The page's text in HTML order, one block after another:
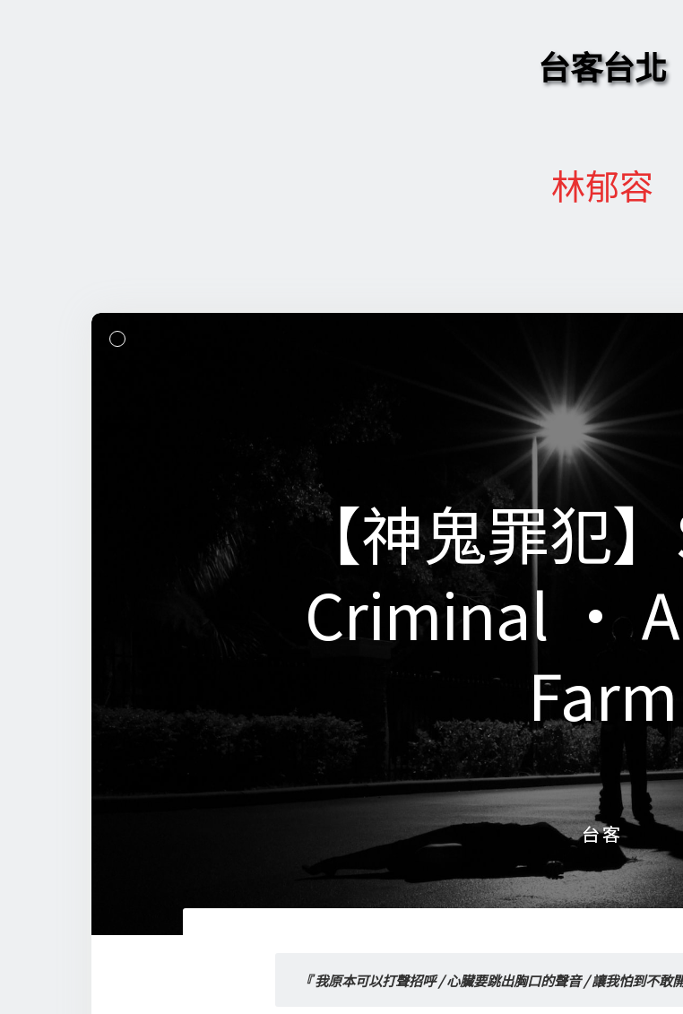
台客台北
林郁容
【神鬼罪犯
Criminal •
Farm
台客
【神鬼罪犯
Criminal •
Farm
台客
『 我原本可以打聲招呼 / 心臟要跳出胸口的聲音 / 讓我怕到不敢